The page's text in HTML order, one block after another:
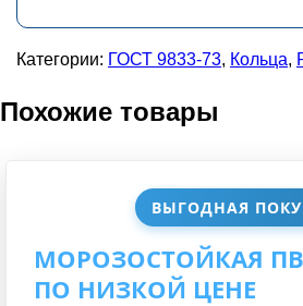
ВЫГОДНАЯ
МОРОЗОСТОЙКАЯ
ПО НИЗКОЙ ЦЕНЕ
Категории: ГОСТ 9833-73, Кольца,
Похожие товары